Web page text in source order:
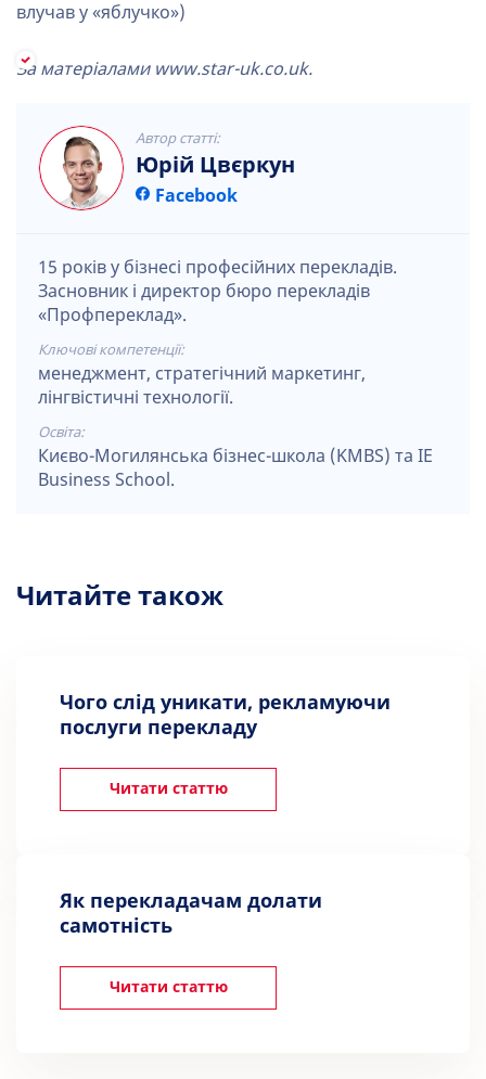
влучав у «яблучко»)
За матеріалами www.star-uk.co.uk.
Автор статті:
Юрій Цвєркун
Facebook
15 років у бізнесі професійних перекладів.
Засновник і директор бюро перекладів
«Профпереклад».
Ключові компетенції:
менеджмент, стратегічний маркетинг,
лінгвістичні технології.
Освіта:
Києво-Могилянська бізнес-школа (KMBS) та IE
Business School.
Читайте також
Чого слід уникати, рекламуючи
послуги перекладу
Читати статтю
Як перекладачам долати
самотність
Читати статтю